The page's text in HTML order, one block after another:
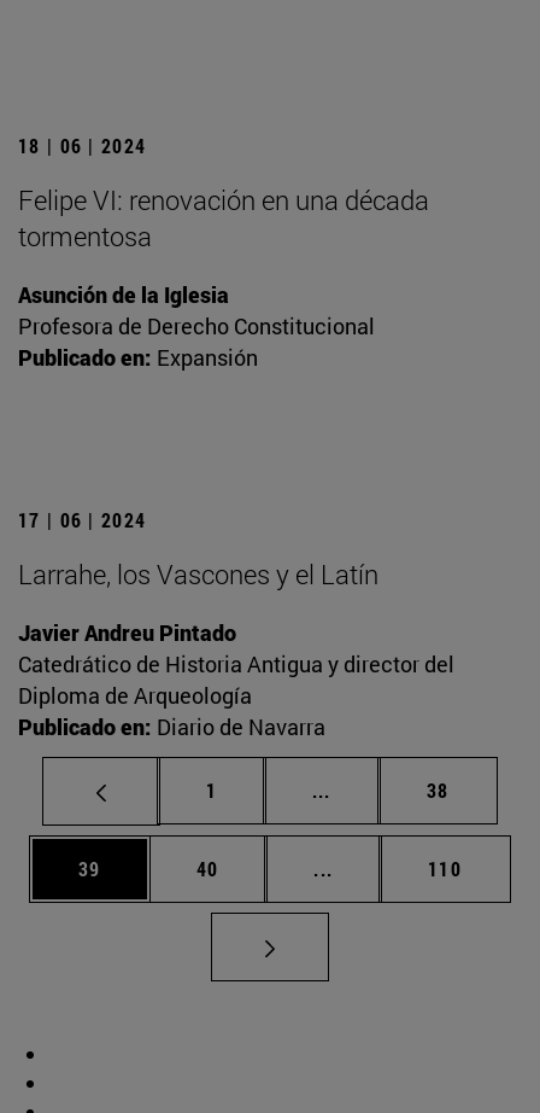
18 | 06 | 2024
Felipe VI: renovación en una década
tormentosa
Asunción de la Iglesia
Profesora de Derecho Constitucional
Publicado en: Expansión
17 | 06 | 2024
Larrahe, los Vascones y el Latín
Javier Andreu Pintado
Catedrático de Historia Antigua y director del
Diploma de Arqueología
Publicado en: Diario de Navarra
Página
1 ... Páginas intermedias
Página
38
Página
39 Página
40 ... Páginas intermedias
Página
110